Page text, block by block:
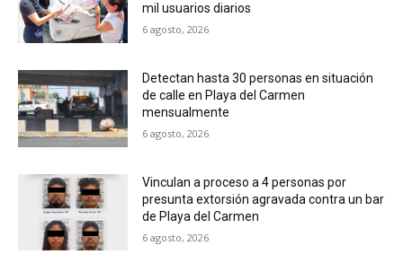
mil usuarios diarios
6 agosto, 2026
Detectan hasta 30 personas en situación
de calle en Playa del Carmen
mensualmente
6 agosto, 2026
Vinculan a proceso a 4 personas por
presunta extorsión agravada contra un bar
de Playa del Carmen
6 agosto, 2026